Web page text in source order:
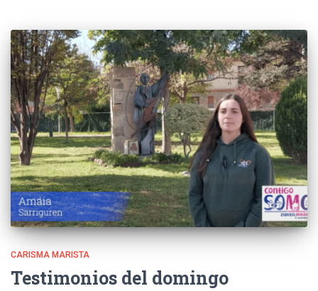
CARISMA MARISTA
Testimonios del domingo